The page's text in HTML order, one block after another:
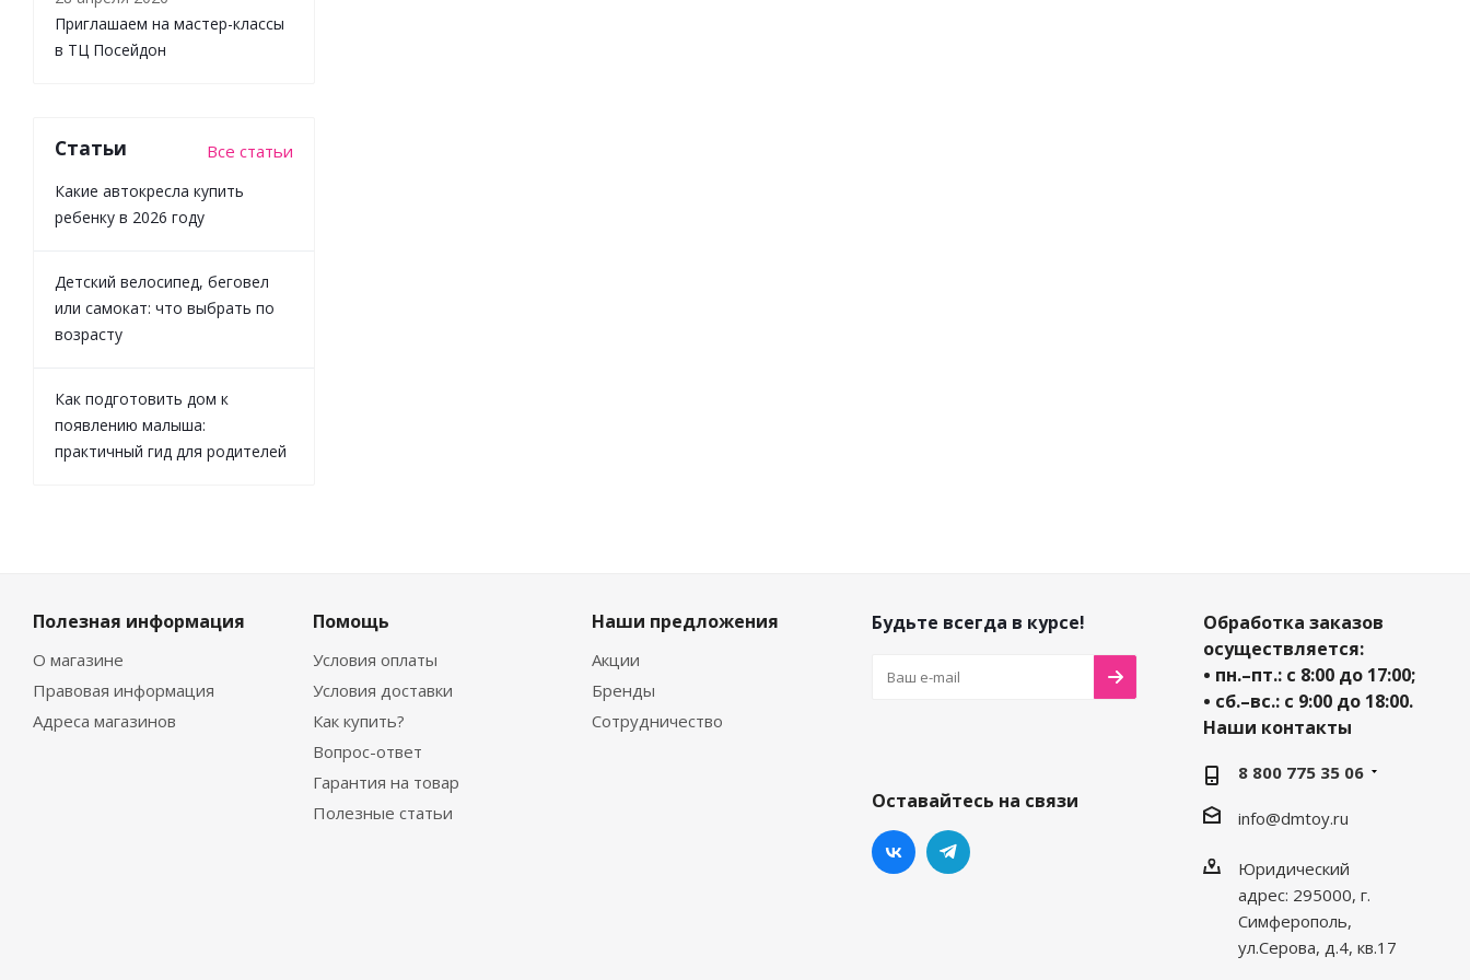
Приглашаем на мастер-классы
в ТЦ Посейдон
Статьи Все статьи
Какие автокресла купить
ребенку в 2026 году
Детский велосипед, беговел
или самокат: что выбрать по
возрасту
Как подготовить дом к
появлению малыша:
практичный гид для родителей
Полезная информация
О магазине
Правовая информация
Адреса магазинов
Помощь
Условия оплаты
Условия доставки
Как купить?
Вопрос-ответ
Гарантия на товар
Полезные статьи
Наши предложения
Акции
Бренды
Сотрудничество
Будьте всегда в курсе!
Оставайтесь на связи
Обработка заказов
осуществляется:
• пн.–пт.: с 8:00 до 17:00;
• сб.–вс.: с 9:00 до 18:00.
Наши контакты
8 800 775 35 06
info@dmtoy.ru
Юридический
адрес: 295000, г.
Симферополь,
ул.Серова, д.4, кв.17